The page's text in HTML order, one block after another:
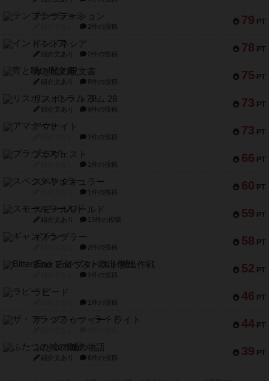
79 PT
テンプテーション
2件の投稿
78 PT
インドネシア
紹介文あり 2件の投稿
75 PT
宵と暁の呪文書
紹介文あり 8件の投稿
73 PT
リスボン・トラム 28
紹介文あり 9件の投稿
73 PT
アマナイト
1件の投稿
66 PT
ブラヴェスト
1件の投稿
60 PT
スペクタキュラー
1件の投稿
59 PT
スモールワールド
紹介文あり 13件の投稿
58 PT
ギャンブラー
2件の投稿
52 PT
Bitter End ブタペスト救出作戦
1件の投稿
46 PT
ラピード
1件の投稿
44 PT
ザ・フラッフィー・ライト
39 PT
ふたつの城の物語
紹介文あり 6件の投稿